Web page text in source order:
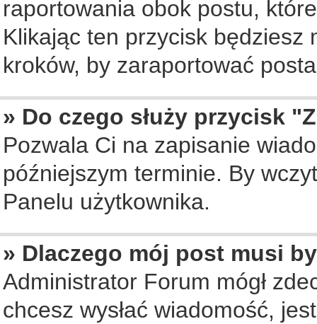
raportowania obok postu,
Klikając ten przycisk będziesz
kroków, by zaraportować
» Do czego służy przycisk
Pozwala Ci na zapisanie
późniejszym terminie. By
Panelu użytkownika.
» Dlaczego mój post musi
Administrator Forum mógł
chcesz wysłać wiadomość,